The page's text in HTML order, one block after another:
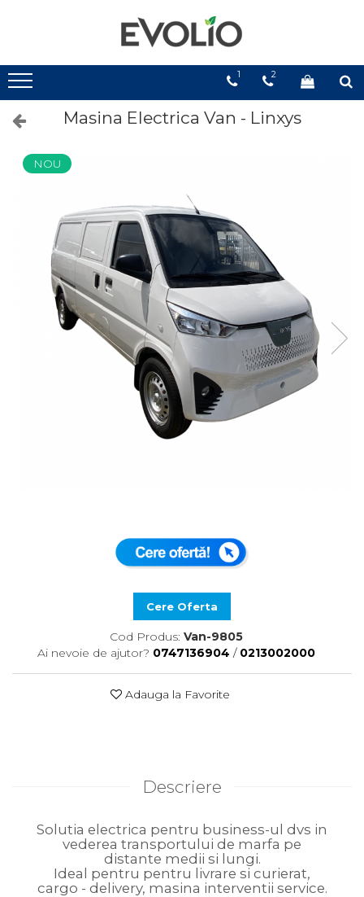
1 2
Masina Electrica Van - Linxys
NOU
Cere Oferta
Cod Produs: Van-9805
Ai nevoie de ajutor? 0747136904 / 0213002000
Adauga la Favorite
Descriere
Solutia electrica pentru business-ul dvs in
vederea transportului de marfa pe
distante medii si lungi.
Ideal pentru pentru livrare si curierat,
cargo - delivery, masina interventii service.